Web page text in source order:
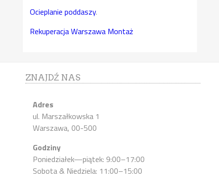
Ocieplanie poddaszy.
Rekuperacja Warszawa Montaż
ZNAJDŹ NAS
Adres
ul. Marszałkowska 1
Warszawa, 00-500
Godziny
Poniedziałek—piątek: 9:00–17:00
Sobota & Niedziela: 11:00–15:00